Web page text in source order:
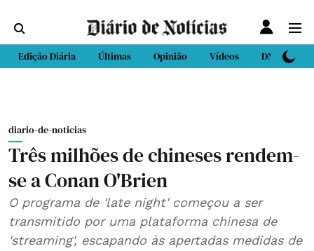
Edição Diária Últimas Opinião Vídeos DN Sport
diario-de-noticias
Três milhões de chineses rendem-
se a Conan O'Brien
O programa de 'late night' começou a ser
transmitido por uma plataforma chinesa de
'streaming', escapando às apertadas medidas de